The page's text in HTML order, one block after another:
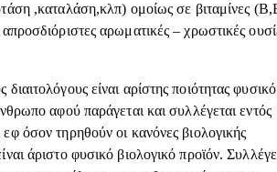
,καταλάση,κλπ) ομοίως σε βιταμίνες
αρωματικές – χρωστικές
είναι αρίστης ποιότητας φυσικό
αφού παράγεται και συλλέγεται εντός
όσον τηρηθούν οι κανόνες βιολογικής
άριστο φυσικό βιολογικό προϊόν.